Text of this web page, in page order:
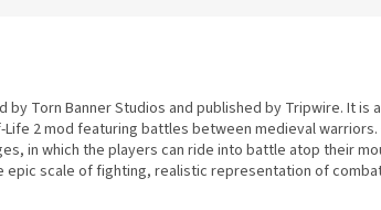
by Torn Banner Studios and published by Tripwire. It is
Life 2 mod featuring battles between medieval warriors.
in which the players can ride into battle atop their
scale of fighting, realistic representation of